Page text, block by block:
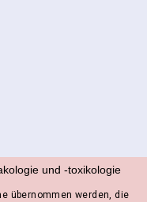
und ‑toxikologie
übernommen werden, die